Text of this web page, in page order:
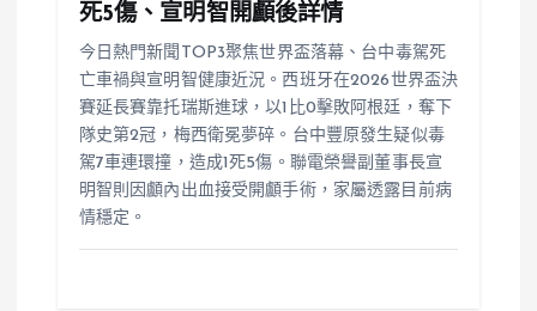
死5傷、宣明智開顱後詳情
今日熱門新聞TOP3聚焦世界盃落幕、台中毒駕死
亡車禍與宣明智健康近況。西班牙在2026世界盃決
賽延長賽靠托瑞斯進球，以1比0擊敗阿根廷，奪下
隊史第2冠，梅西衛冕夢碎。台中豐原發生疑似毒
駕7車連環撞，造成1死5傷。聯電榮譽副董事長宣
明智則因顱內出血接受開顱手術，家屬透露目前病
情穩定。